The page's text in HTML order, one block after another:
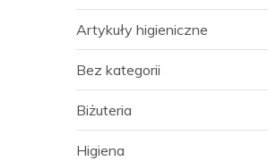
Artykuły higieniczne
Bez kategorii
Biżuteria
Higiena